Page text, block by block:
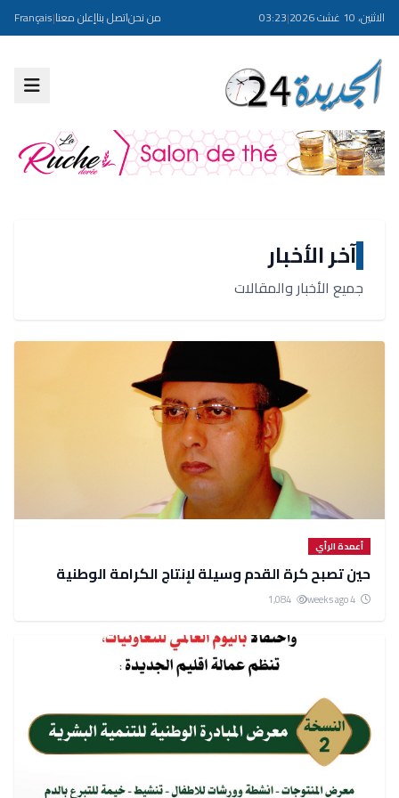
الاثنين، 10 غشت 2026 |
03:23 من نحناتصل بناإعلن معنا|
Français
آخر الأخبار
جميع الأخبار والمقالات
أعمدة الرأي
حين تصبح كرة القدم وسيلة لإنتاج الكرامة الوطنية